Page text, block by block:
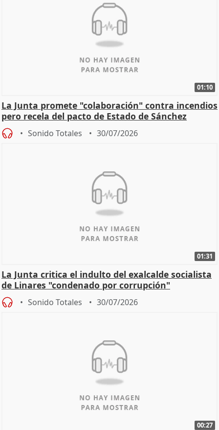
01:10
La Junta promete "colaboración" contra incendios
pero recela del pacto de Estado de Sánchez
Sonido Totales 30/07/2026
01:31
La Junta critica el indulto del exalcalde socialista
de Linares "condenado por corrupción"
Sonido Totales 30/07/2026
00:27